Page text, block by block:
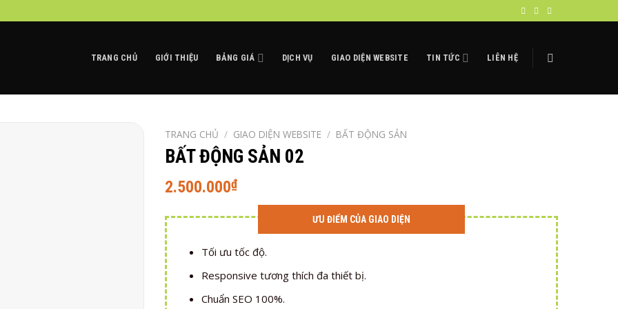
TRANG CHỦ GIỚI THIỆU BẢNG GIÁ DỊCH VỤ GIAO DIỆN WEBSITE TIN TỨC LIÊN HỆ
TRANG CHỦ / GIAO DIỆN WEBSITE / BẤT ĐỘNG SẢN
BẤT ĐỘNG SẢN 02
2.500.000₫
ƯU ĐIỂM CỦA GIAO DIỆN
Tối ưu tốc độ.
Responsive tương thích đa thiết bị.
Chuẩn SEO 100%.